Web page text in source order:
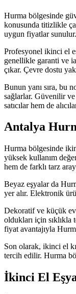
Hurma bölgesinde
konusunda titizlikle
uygun fiyatlar
Profesyonel ikinci el
genellikle garanti ve
çıkar. Çevre dostu
Bunun yanı sıra, bu
sağlarlar. Güvenilir
satıcılar hem de
Antalya
Hurma bölgesinde
yüksek kullanım
hem de farklı tarz
Beyaz eşyalar da
yer alır. Elektronik
Dekoratif ve küçük ev
oldukları için
fiyat avantajıyla
Son olarak, ikinci el
tercih edilir. Hurma
İkinci El